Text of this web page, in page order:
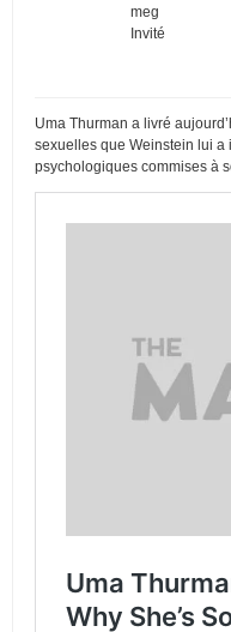
meg
Invité
Uma Thurman a livré
sexuelles que Weinstein lui
psychologiques commises à